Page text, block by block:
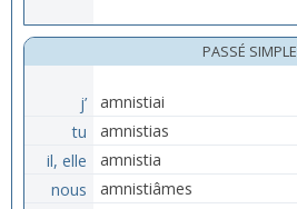
PASSÉ SIMPLE
j’
amnistiai
tu
amnistias
il, elle
amnistia
nous
amnistiâmes